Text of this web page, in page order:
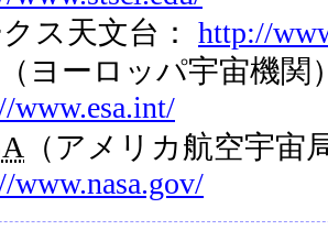
ス天文台： http://
（ヨーロッパ宇宙機関
www.esa.int/
（アメリカ航空宇宙
www.nasa.gov/